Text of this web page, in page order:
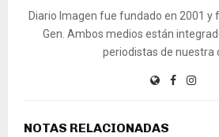
Diario Imagen fue fundado en 2001 y
Gen. Ambos medios están
periodistas de nuestra
NOTAS RELACIONADAS